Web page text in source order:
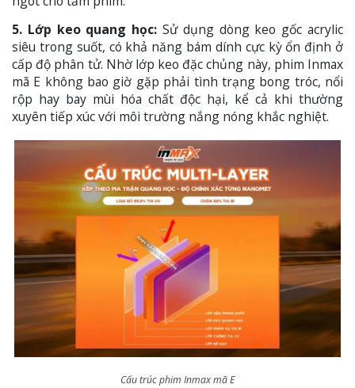
5. Lớp keo quang học: Sử dụng dòng keo gốc acrylic
siêu trong suốt, có khả năng bám dính cực kỳ ổn định ở
cấp độ phân tử. Nhờ lớp keo đặc chủng này, phim Inmax
mã E không bao giờ gặp phải tình trạng bong tróc, nổi
rộp hay bay mùi hóa chất độc hại, kể cả khi thường
xuyên tiếp xúc với môi trường nắng nóng khắc nghiệt.
Cấu trúc phim Inmax mã E